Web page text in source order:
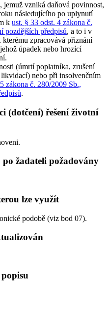
vzniká daňová povinnost,
následujícího po uplynutí
k ust. § 33 odst. 4 zákona č.
pozdějších předpisů, a to i v
zpracovává přiznání
úpadek nebo hrozící
(úmrtí poplatníka, zrušení
nebo při insolvenčním
zákona č. 280/2009 Sb.,
.
(dotčení) řešení životní
žadateli požadovány
lze využít
podobě (viz bod 07).